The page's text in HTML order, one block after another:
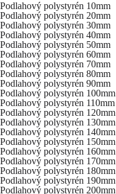
Podlahový polystyrén 10mm
Podlahový polystyrén 20mm
Podlahový polystyrén 30mm
Podlahový polystyrén 40mm
Podlahový polystyrén 50mm
Podlahový polystyrén 60mm
Podlahový polystyrén 70mm
Podlahový polystyrén 80mm
Podlahový polystyrén 90mm
Podlahový polystyrén 100mm
Podlahový polystyrén 110mm
Podlahový polystyrén 120mm
Podlahový polystyrén 130mm
Podlahový polystyrén 140mm
Podlahový polystyrén 150mm
Podlahový polystyrén 160mm
Podlahový polystyrén 170mm
Podlahový polystyrén 180mm
Podlahový polystyrén 190mm
Podlahový polystyrén 200mm